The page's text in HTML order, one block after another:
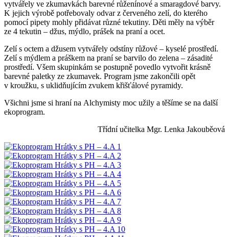
vytvářely ve zkumavkách barevné růženínové a smaragdové barvy.
K jejich výrobě potřebovaly odvar z červeného zelí, do kterého
pomocí pipety mohly přidávat různé tekutiny. Děti měly na výběr
ze 4 tekutin – džus, mýdlo, prášek na praní a ocet.
Zelí s octem a džusem vytvářely odstíny růžové – kyselé prostředí.
Zelí s mýdlem a práškem na praní se barvilo do zelena – zásadité
prostředí. Všem skupinkám se postupně povedlo vytvořit krásně
barevné paletky ze zkumavek. Program jsme zakončili opět
v kroužku, s uklidňujícím zvukem křišťálové pyramidy.
Všichni jsme si hraní na Alchymisty moc užily a těšíme se na další
ekoprogram.
Třídní učitelka Mgr. Lenka Jakouběová